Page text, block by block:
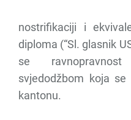
nostrifikaciji i
diploma (“Sl. glasnik
se
svjedodžbom koja
kantonu.